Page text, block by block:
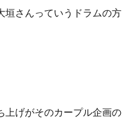
垣さんっていうドラムの方
上げがそのカープル企画の